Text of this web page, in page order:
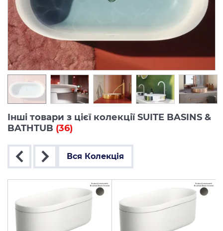
Інші товари з цієї колекції SUITE BASINS &
BATHTUB (36)
Вся Колекція